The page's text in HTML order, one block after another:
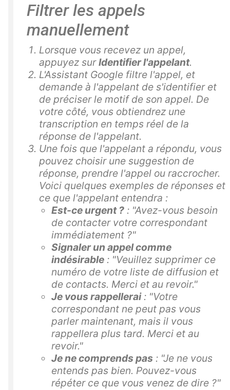
Filtrer les appels
manuellement
Lorsque vous recevez un appel,
appuyez surIdentifier l'appelant.
L'Assistant Google filtre l'appel, et
demande à l'appelant de s'identifier et
de préciser le motif de son appel. De
votre côté, vous obtiendrez une
transcription en temps réel de la
réponse de l'appelant.
Une fois que l'appelant a répondu, vous
pouvez choisir une suggestion de
réponse, prendre l'appel ou raccrocher.
Voici quelques exemples de réponses et
ce que l'appelant entendra :
Est-ce urgent ? : "Avez-vous besoin
de contacter votre correspondant
immédiatement ?"
Signaler un appel comme
indésirable : "Veuillez supprimer ce
numéro de votre liste de diffusion et
de contacts. Merci et au revoir."
Je vous rappellerai: "Votre
correspondant ne peut pas vous
parler maintenant, mais il vous
rappellera plus tard. Merci et au
revoir."
Je ne comprends pas : "Je ne vous
entends pas bien. Pouvez-vous
répéter ce que vous venez de dire ?"